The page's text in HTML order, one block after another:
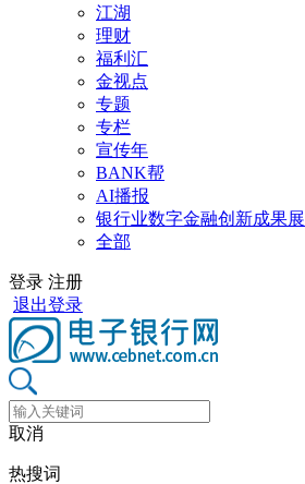
江湖
理财
福利汇
金视点
专题
专栏
宣传年
BANK帮
AI播报
银行业数字金融创新成果展
全部
登录 注册
退出登录
取消
热搜词